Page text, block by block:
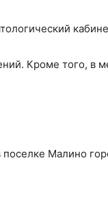
Кроме того, в
Малино